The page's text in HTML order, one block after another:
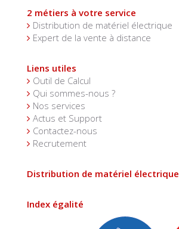
2 métiers à votre service
Distribution de matériel électrique
Expert de la vente à distance
Liens utiles
Outil de Calcul
Qui sommes-nous ?
Nos services
Actus et Support
Contactez-nous
Recrutement
Distribution de matériel électrique
Index égalité